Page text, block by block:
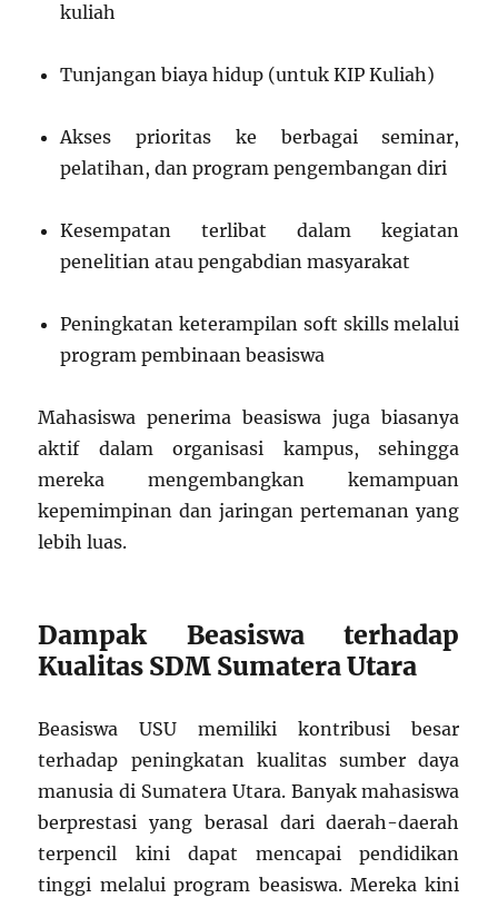
kuliah
Tunjangan biaya hidup (untuk KIP Kuliah)
Akses prioritas ke berbagai seminar,
pelatihan, dan program pengembangan diri
Kesempatan terlibat dalam kegiatan
penelitian atau pengabdian masyarakat
Peningkatan keterampilan soft skills melalui
program pembinaan beasiswa
Mahasiswa penerima beasiswa juga biasanya
aktif dalam organisasi kampus, sehingga
mereka mengembangkan kemampuan
kepemimpinan dan jaringan pertemanan yang
lebih luas.
Dampak Beasiswa terhadap
Kualitas SDM Sumatera Utara
Beasiswa USU memiliki kontribusi besar
terhadap peningkatan kualitas sumber daya
manusia di Sumatera Utara. Banyak mahasiswa
berprestasi yang berasal dari daerah-daerah
terpencil kini dapat mencapai pendidikan
tinggi melalui program beasiswa. Mereka kini